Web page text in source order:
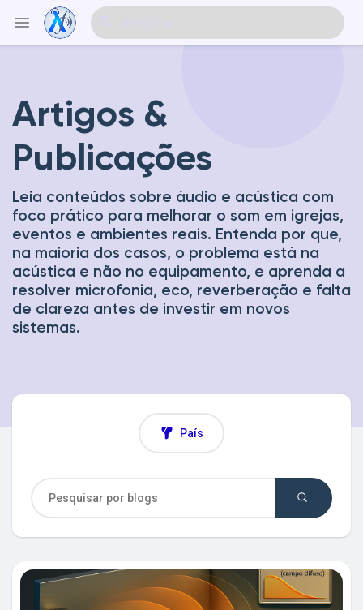
Explorar Eventos
Meus Eventos
Explorar Artigos & Publicações
Explorar Mercado
Páginas Curtidas
Artigos &
Publicações
Leia conteúdos sobre áudio e acústica com
foco prático para melhorar o som em igrejas,
eventos e ambientes reais. Entenda por que,
na maioria dos casos, o problema está na
acústica e não no equipamento, e aprenda a
resolver microfonia, eco, reverberação e falta
de clareza antes de investir em novos
sistemas.
País